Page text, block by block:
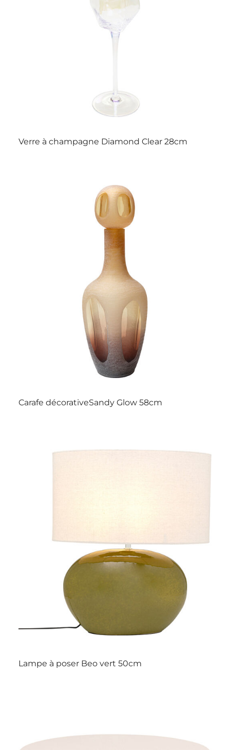
Verre à champagne Diamond Clear 28cm
Carafe décorativeSandy Glow 58cm
Lampe à poser Beo vert 50cm